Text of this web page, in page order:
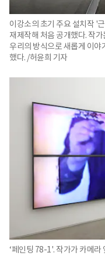
이강소의 초기 주요 설치작 '
재제작해 처음 공개했다. 작
우리의 방식으로 새롭게 이
했다. /허윤희 기자
‘페인팅 78-1'. 작가가 카메라